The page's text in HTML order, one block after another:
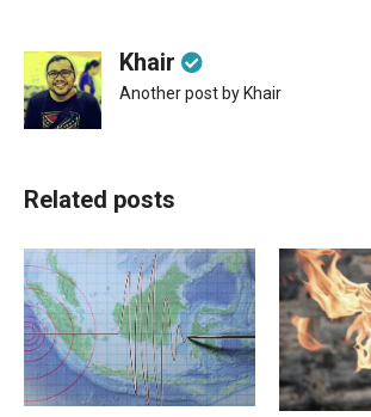
Khair
Another post by Khair
Related posts